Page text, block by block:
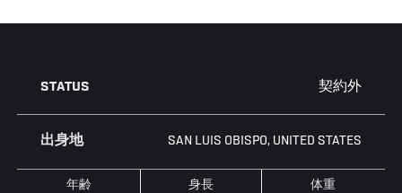
STATUS 契約外
出身地 SAN LUIS OBISPO, UNITED STATES
年齢 身長 体重